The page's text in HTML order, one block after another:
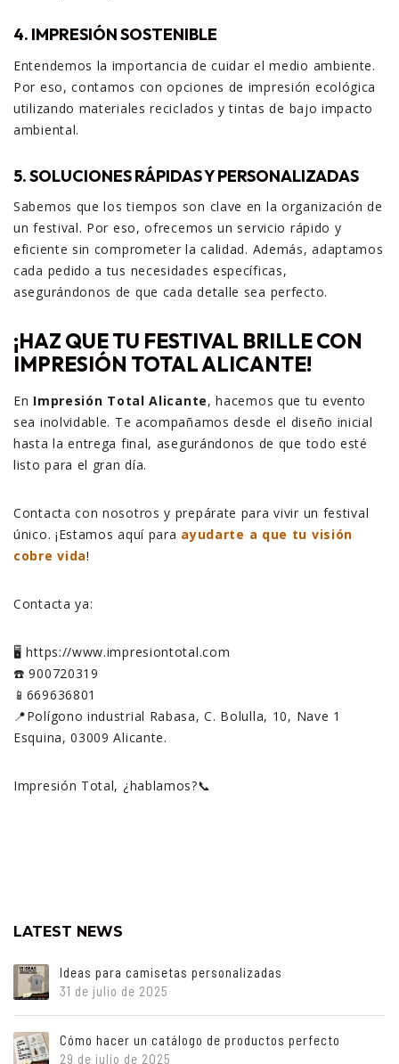
4. IMPRESIÓN SOSTENIBLE
Entendemos la importancia de cuidar el medio ambiente.
Por eso, contamos con opciones de impresión ecológica
utilizando materiales reciclados y tintas de bajo impacto
ambiental.
5. SOLUCIONES RÁPIDAS Y PERSONALIZADAS
Sabemos que los tiempos son clave en la organización de
un festival. Por eso, ofrecemos un servicio rápido y
eficiente sin comprometer la calidad. Además, adaptamos
cada pedido a tus necesidades específicas,
asegurándonos de que cada detalle sea perfecto.
¡HAZ QUE TU FESTIVAL BRILLE CON
IMPRESIÓN TOTAL ALICANTE!
En Impresión Total Alicante, hacemos que tu evento
sea inolvidable. Te acompañamos desde el diseño inicial
hasta la entrega final, asegurándonos de que todo esté
listo para el gran día.
Contacta con nosotros y prepárate para vivir un festival
único. ¡Estamos aquí para ayudarte a que tu visión
cobre vida!
Contacta ya:
🖥️ https://www.impresiontotal.com
☎️ 900720319
📱669636801
📍Polígono industrial Rabasa, C. Bolulla, 10, Nave 1
Esquina, 03009 Alicante.
Impresión Total, ¿hablamos?📞
LATEST NEWS
Ideas para camisetas personalizadas
31 de julio de 2025
Cómo hacer un catálogo de productos perfecto
29 de julio de 2025